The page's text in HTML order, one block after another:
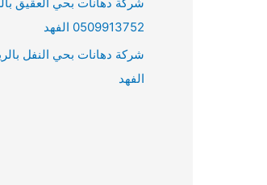
0509913752 الفهد
الفهد